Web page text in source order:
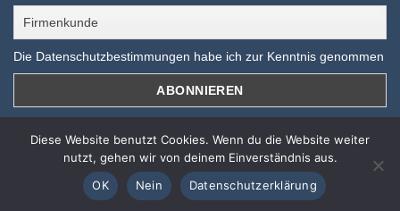
10 % auf ALLES sichern!
Nur bis zum 31.08.2026 mit dem Gutscheincode
SOMMER26
Die Datenschutzbestimmungen habe ich zur Kenntnis genommen
Diese Website benutzt Cookies. Wenn du die Website weiter
nutzt, gehen wir von deinem Einverständnis aus.
OK
Nein Datenschutzerklärung